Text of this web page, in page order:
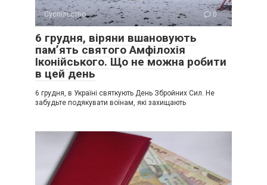
Суспільство 0
6 грудня, віряни вшановують
пам’ять святого Амфілохія
Іконійського. Що не можна робити
в цей день
6 грудня, в Україні святкують День Збройних Сил. Не
забудьте подякувати воїнам, які захищають